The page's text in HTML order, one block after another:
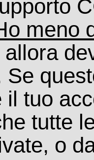
meno
Se
il tuo
tutte
o